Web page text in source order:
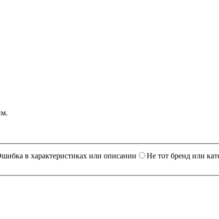
в характеристиках или описании Не тот бренд или